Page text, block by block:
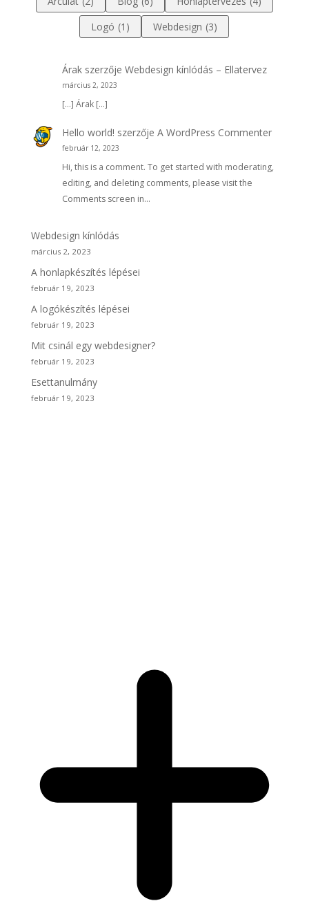
Logó (1) Webdesign (3)
Árak szerzőjeWebdesign kínlódás – Ellatervez
március 2, 2023
[…] Árak […]
Hello world! szerzőjeA WordPress Commenter
február 12, 2023
Hi, this is a comment. To get started with moderating,
editing, and deleting comments, please visit the
Comments screen in…
Webdesign kínlódás
március 2, 2023
A honlapkészítés lépései
február 19, 2023
A logókészítés lépései
február 19, 2023
Mit csinál egy webdesigner?
február 19, 2023
Esettanulmány
február 19, 2023